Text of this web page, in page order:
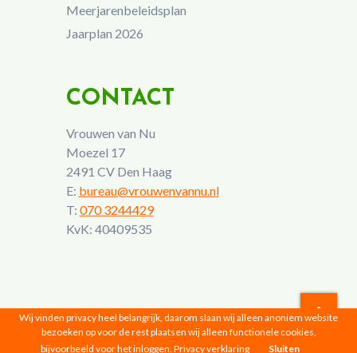
Meerjarenbeleidsplan
Jaarplan 2026
CONTACT
Vrouwen van Nu
Moezel 17
2491 CV Den Haag
E: bureau@vrouwenvannu.nl
T: 070 3244429
KvK: 40409535
Vrouwen van Nu © 2026 |Privacyverklaring
Wij vinden privacy heel belangrijk, daarom slaan wij alleen anoniem website
bezoeken op voor de rest plaatsen wij alleen functionele cookies,
bijvoorbeeld voor het inloggen. Privacy verklaring Sluiten